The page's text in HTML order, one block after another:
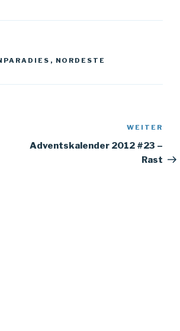
, NORDESTE
WEITER
Adventskalender 2012 #23 –
Rast